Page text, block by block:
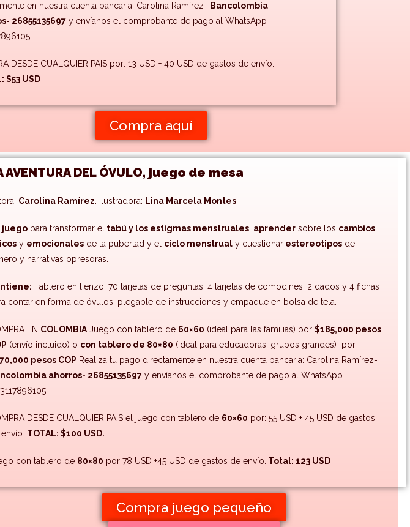
en nuestra cuenta bancaria: Carolina Ramírez- Bancolombia
26855135697y envíanos el comprobante de pago al WhatsApp
DESDE CUALQUIER PAIS por: 13 USD + 40 USD de gastos de envío.
$53 USD
Compra aquí
AVENTURA DEL ÓVULO, juego de mesa
Carolina Ramírez . Ilustradora: Lina Marcela Montes
juego para transformar el tabú y los estigmas menstruales aprender sobre los cambios
y emocionales de la pubertad y el ciclo menstrual y cuestionar estereotipos de
y narrativas opresoras.
Tablero en lienzo, 70 tarjetas de preguntas, 4 tarjetas de comodines, 2 dados y 4 fichas
contar en forma de óvulos, plegable de instrucciones y empaque en bolsa de tela.
EN COLOMBIA Juego con tablero de 60×60 (ideal para las familias) por$185,000 pesos
(envío incluido) o con tablero de 80×80 (ideal para educadoras, grupos grandes) por
pesos COP Realiza tu pago directamente en nuestra cuenta bancaria: Carolina Ramírez-
ahorros- 26855135697 y envíanos el comprobante de pago al WhatsApp
DESDE CUALQUIER PAIS el juego con tablero de 60×60 por: 55 USD + 45 USD de gastos
TOTAL: $100 USD.
con tablero de 80×80 por 78 USD +45 USD de gastos de envío. Total: 123 USD
Compra juego pequeño